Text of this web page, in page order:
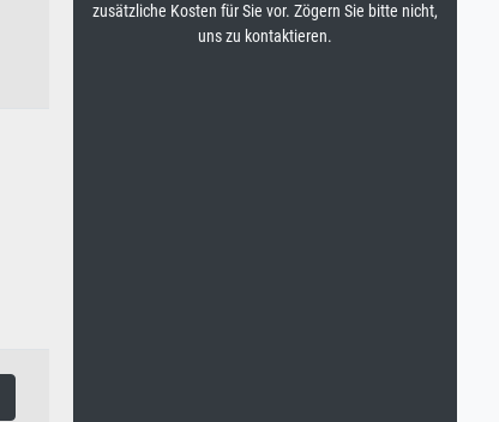
zusätzliche Kosten für Sie vor. Zögern Sie bitte nicht,
uns zu kontaktieren.